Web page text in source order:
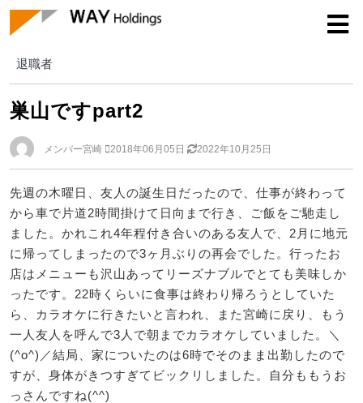
退職者
退職者
巣山ですpart2
メンバー宮崎 2018年06月05日 2022年10月25日
先週の木曜日、友人の誕生日だったので、仕事が終わって
から車で片道2時間掛けて日向まで行き、ご飯をご馳走し
ました。かれこれ4年程付き合いのある友人で、2月に地元
に帰ってしまったので3ヶ月ぶりの再会でした。行ったお
店はメニューも沢山あってリーズナブルでとても美味しか
ったです。22時くらいに食事は終わり帰ろうとしていた
ら、カラオケに行きたいと言われ、また宮崎に戻り、もう
一人友人を呼んで3人で朝までカラオケしていました。＼
(^o^)／結局、家についたのは6時でそのまま出勤したので
すが、身体がきつすぎてビックリしました。自分ももうお
っさんですね(^^)